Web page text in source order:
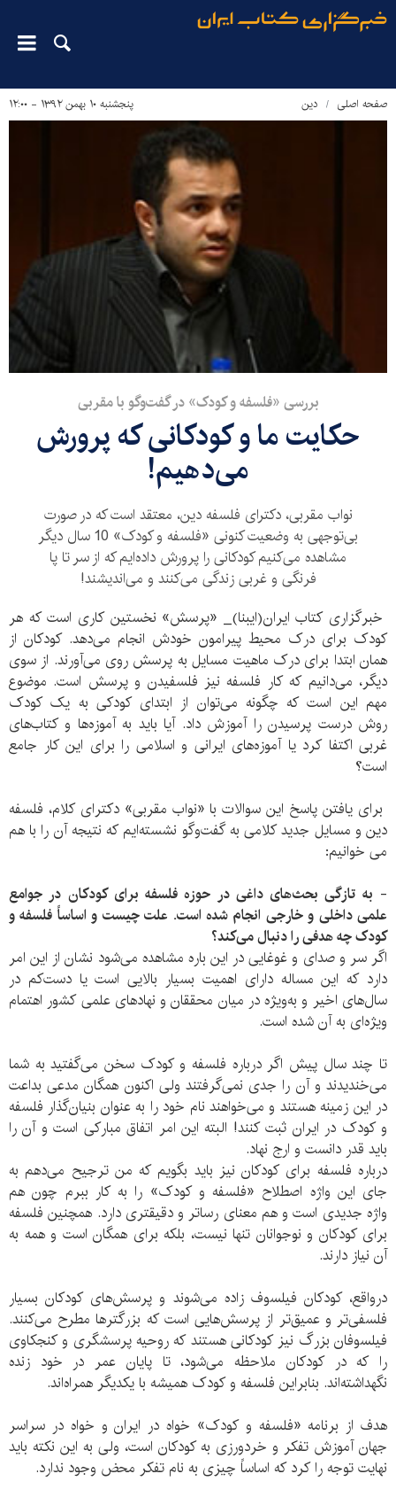
صفحه اصلی دین‌ پنجشنبه ۱۰ بهمن ۱۳۹۲ - ۱۲:۰۰
بررسی «فلسفه و کودک» در گفت‌وگو با مقربی
حکایت ما و کودکانی که پرورش
می‌دهیم!
نواب مقربی، دکترای فلسفه دین، معتقد است که در صورت
بی‌توجهی به وضعیت کنونی «فلسفه و کودک» 10 سال دیگر
مشاهده می‌کنیم کودکانی را پرورش داده‌ایم که از سر تا پا
فرنگی و غربی زندگی می‌کنند و می‌اندیشند!
خبرگزاری کتاب ایران(ایبنا)_ «پرسش» نخستین کاری است که هر
کودک برای درک محیط پیرامون خودش انجام می‌دهد. کودکان از
همان ابتدا برای درک ماهیت مسایل به پرسش روی می‌آورند. از سوی
دیگر، می‌دانیم که کار فلسفه نیز فلسفیدن و پرسش است. موضوع
مهم این است که چگونه می‌توان از ابتدای کودکی به یک کودک
روش درست پرسیدن را آموزش داد. آیا باید به آموزه‌ها و کتاب‌های
غربی اکتفا کرد یا آموزه‌های ایرانی و اسلامی را برای این کار جامع
است؟
برای یافتن پاسخ این سوالات با «نواب مقربی» دکترای کلام، فلسفه
دین و مسایل جدید کلامی به گفت‌وگو نشسته‌ایم که نتیجه آن را با هم
می خوانیم:
- به تازگی بحث‌های داغی در حوزه فلسفه برای کودکان در جوامع
علمی داخلی و خارجی انجام شده است. علت چیست و اساساً فلسفه و
کودک چه هدفی را دنبال می‌کند؟
اگر سر و صدای و غوغایی در این باره مشاهده می‌شود نشان از این امر
دارد که این مساله دارای اهمیت بسیار بالایی است یا دست‌کم در
سال‌های اخیر و به‌ویژه در میان محققان و نهادهای علمی کشور اهتمام
ويژه‌ای به آن شده است.
تا چند سال پیش اگر درباره فلسفه و کودک سخن می‌گفتید به شما
می‌خندیدند و آن را جدی نمی‌گرفتند ولی اکنون همگان مدعی بداعت
در این زمینه هستند و می‌خواهند نام خود را به عنوان بنیان‌گذار فلسفه
و کودک در ایران ثبت کنند! البته این امر اتفاق مبارکی است و آن را
باید قدر دانست و ارج نهاد.
درباره فلسفه برای کودکان نیز باید بگویم که من ترجیح می‌دهم به
جای این واژه اصطلاح «فلسفه و کودک» را به کار ببرم چون هم
واژه جدیدی است و هم معنای رساتر و دقیقتری دارد. همچنین فلسفه
برای کودکان و نوجوانان تنها نیست، بلکه برای همگان است و همه به
آن نیاز دارند.
درواقع، کودکان فیلسوف زاده می‌شوند و پرسش‌های کودکان بسیار
فلسفی‌تر و عمیق‌تر از پرسش‌هایی است که بزرگترها مطرح می‌کنند.
فیلسوفان بزرگ نیز کودکانی هستند که روحیه پر‌سشگری و کنجکاوی
را که در کودکان ملاحظه می‌شود، تا پایان عمر در خود زنده
نگهداشته‌اند. بنابراین فلسفه و کودک همیشه با یکدیگر همراه‌اند.
هدف از برنامه «فلسفه و کودک» خواه در ایران و خواه در سراسر
جهان آموزش تفکر و خردورزی به کودکان است، ولی به این نکته باید
نهایت توجه را کرد که اساساً چیزی به نام تفکر محض وجود ندارد.